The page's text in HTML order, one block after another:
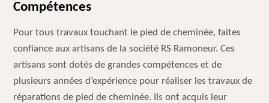
Compétences
Pour tous travaux touchant le pied de cheminée, faites
confiance aux artisans de la société RS Ramoneur. Ces
artisans sont dotés de grandes compétences et de
plusieurs années d’expérience pour réaliser les travaux de
réparations de pied de cheminée. Ils ont acquis leur